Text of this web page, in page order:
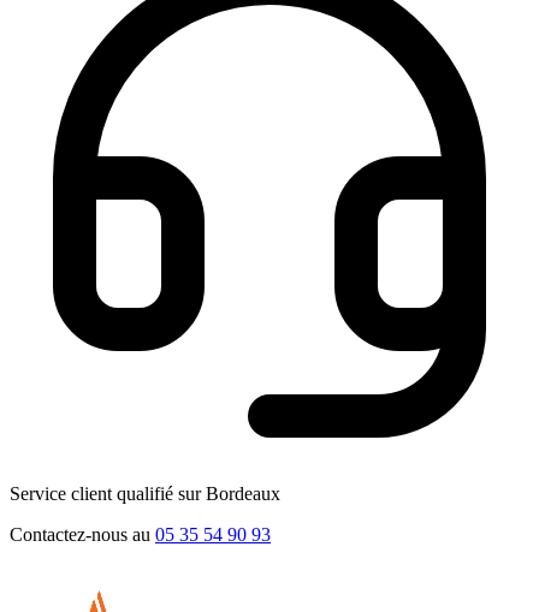
Service client qualifié sur Bordeaux
Contactez-nous au 05 35 54 90 93